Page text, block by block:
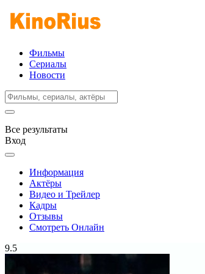
Фильмы
Сериалы
Новости
Все результаты
Вход
Информация
Актёры
Видео и Трейлер
Кадры
Отзывы
Смотреть Онлайн
9.5